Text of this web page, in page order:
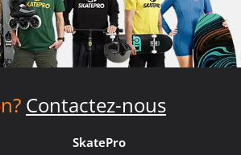
Contactez-nous
SkatePro